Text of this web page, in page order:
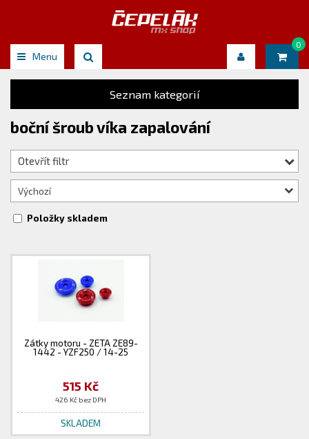
Menu
0
Seznam kategorií
boční šroub víka zapalování
Otevřít filtr
Výchozí
Položky skladem
Zátky motoru - ZETA ZE89-
1442 - YZF250 / 14-25
515 Kč
426 Kč bez DPH
SKLADEM